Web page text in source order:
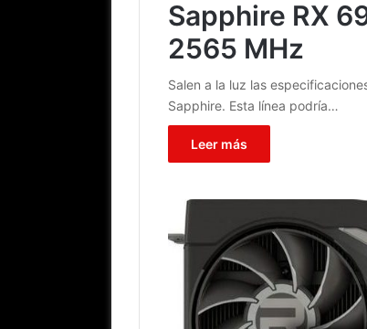
Sapphire RX
2565 MHz
Salen a la luz las
Sapphire. Esta línea podría…
Leer más